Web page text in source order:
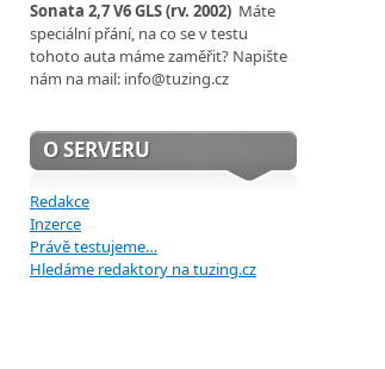
Sonata 2,7 V6 GLS (rv. 2002) Máte
speciální přání, na co se v testu
tohoto auta máme zaměřit? Napište
nám na mail: info@tuzing.cz
O SERVERU
Redakce
Inzerce
Právě testujeme…
Hledáme redaktory na tuzing.cz